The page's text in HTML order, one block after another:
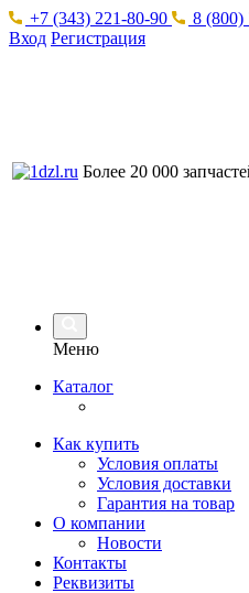
+7 (343) 221-80-90 8 (800)
Вход Регистрация
Более 20 000
Меню
Каталог
Как купить
Условия оплаты
Условия доставки
Гарантия на товар
О компании
Новости
Контакты
Реквизиты